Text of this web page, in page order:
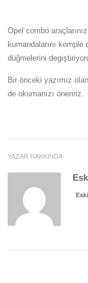
Opel combo
kumandalarını
düğmelerini
Bir önceki yazımız
de okumanızı öneririz.
YAZAR HAKKINDA